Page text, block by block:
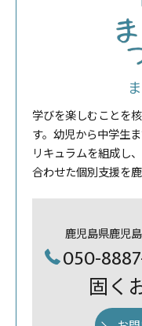
学びを楽しむことを
す。幼児から中学生
リキュラムを組成し
合わせた個別支援を
鹿児島県鹿児
050-
固く